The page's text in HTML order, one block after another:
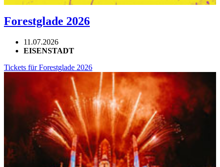
Forestglade 2026
11.07.2026
EISENSTADT
Tickets für Forestglade 2026